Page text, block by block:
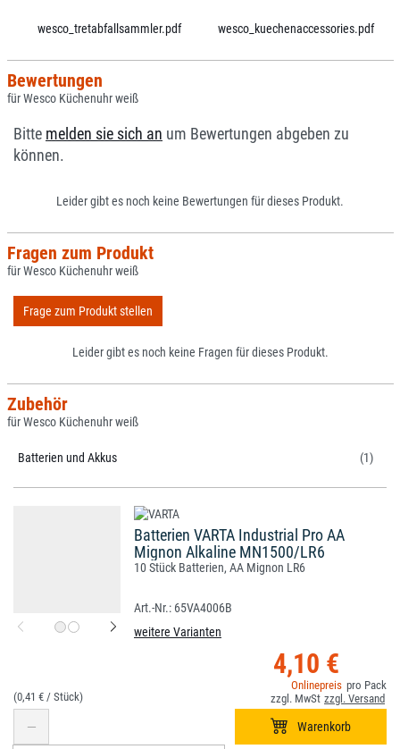
wesco_tretabfallsammler.pdf wesco_kuechenaccessories.pdf
Bewertungen
für Wesco Küchenuhr weiß
Bitte melden sie sich an um Bewertungen abgeben zu
können.
Leider gibt es noch keine Bewertungen für dieses Produkt.
Fragen zum Produkt
für Wesco Küchenuhr weiß
Frage zum Produkt stellen
Leider gibt es noch keine Fragen für dieses Produkt.
Zubehör
für Wesco Küchenuhr weiß
Batterien und Akkus (1)
Batterien VARTA Industrial Pro AA
Mignon Alkaline MN1500/LR6
10 Stück Batterien, AA Mignon LR6
65VA4006B
weitere Varianten
4,10 €
(0,41 € / )